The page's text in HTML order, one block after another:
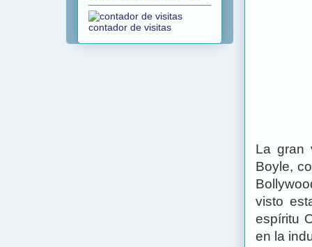
La gran
Boyle,
visto
espíritu
en la
contador de visitas